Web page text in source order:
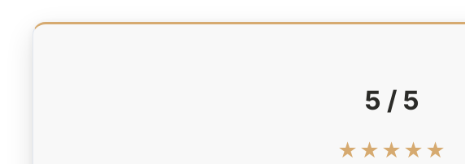
5 / 5
★★★★★